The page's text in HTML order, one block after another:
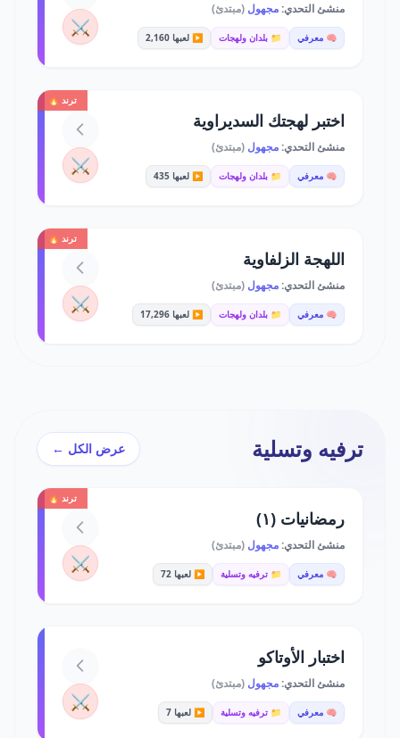
منشئ التحدي:مجهول (مبتدئ)
🧠 معرفي 📁 بلدان ولهجات ▶️ لعبها 2,160 ⚔️
ترند 🔥
اختبر لهجتك السديراوية
منشئ التحدي:مجهول (مبتدئ)
🧠 معرفي 📁 بلدان ولهجات ▶️ لعبها 435 ⚔️
ترند 🔥
اللهجة الزلفاوية
منشئ التحدي:مجهول (مبتدئ)
🧠 معرفي 📁 بلدان ولهجات ▶️ لعبها 17,296 ⚔️
ترفيه وتسلية عرض الكل ←
ترند 🔥
رمضانيات (١)
منشئ التحدي:مجهول (مبتدئ)
🧠 معرفي 📁 ترفيه وتسلية ▶️ لعبها 72 ⚔️
اختبار الأوتاكو
منشئ التحدي:مجهول (مبتدئ)
🧠 معرفي 📁 ترفيه وتسلية ▶️ لعبها 7 ⚔️